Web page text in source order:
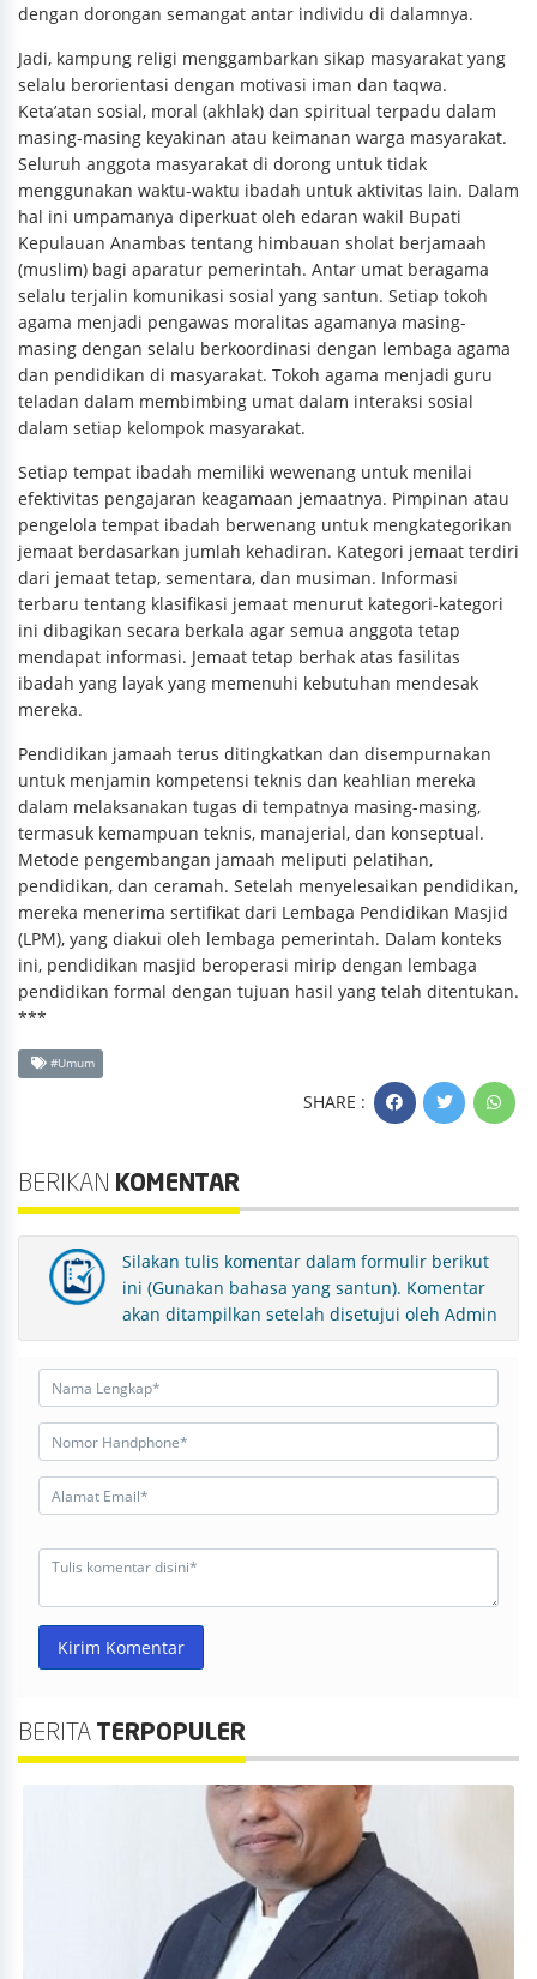
dengan dorongan semangat antar individu di dalamnya.
Jadi, kampung religi menggambarkan sikap masyarakat yang
selalu berorientasi dengan motivasi iman dan taqwa.
Keta’atan sosial, moral (akhlak) dan spiritual terpadu dalam
masing-masing keyakinan atau keimanan warga masyarakat.
Seluruh anggota masyarakat di dorong untuk tidak
menggunakan waktu-waktu ibadah untuk aktivitas lain. Dalam
hal ini umpamanya diperkuat oleh edaran wakil Bupati
Kepulauan Anambas tentang himbauan sholat berjamaah
(muslim) bagi aparatur pemerintah. Antar umat beragama
selalu terjalin komunikasi sosial yang santun. Setiap tokoh
agama menjadi pengawas moralitas agamanya masing-
masing dengan selalu berkoordinasi dengan lembaga agama
dan pendidikan di masyarakat. Tokoh agama menjadi guru
teladan dalam membimbing umat dalam interaksi sosial
dalam setiap kelompok masyarakat.
Setiap tempat ibadah memiliki wewenang untuk menilai
efektivitas pengajaran keagamaan jemaatnya. Pimpinan atau
pengelola tempat ibadah berwenang untuk mengkategorikan
jemaat berdasarkan jumlah kehadiran. Kategori jemaat terdiri
dari jemaat tetap, sementara, dan musiman. Informasi
terbaru tentang klasifikasi jemaat menurut kategori-kategori
ini dibagikan secara berkala agar semua anggota tetap
mendapat informasi. Jemaat tetap berhak atas fasilitas
ibadah yang layak yang memenuhi kebutuhan mendesak
mereka.
Pendidikan jamaah terus ditingkatkan dan disempurnakan
untuk menjamin kompetensi teknis dan keahlian mereka
dalam melaksanakan tugas di tempatnya masing-masing,
termasuk kemampuan teknis, manajerial, dan konseptual.
Metode pengembangan jamaah meliputi pelatihan,
pendidikan, dan ceramah. Setelah menyelesaikan pendidikan,
mereka menerima sertifikat dari Lembaga Pendidikan Masjid
(LPM), yang diakui oleh lembaga pemerintah. Dalam konteks
ini, pendidikan masjid beroperasi mirip dengan lembaga
pendidikan formal dengan tujuan hasil yang telah ditentukan.
***
#Umum
SHARE :
BERIKAN KOMENTAR
Silakan tulis komentar dalam formulir berikut
ini (Gunakan bahasa yang santun). Komentar
akan ditampilkan setelah disetujui oleh Admin
Kirim Komentar
BERITA TERPOPULER